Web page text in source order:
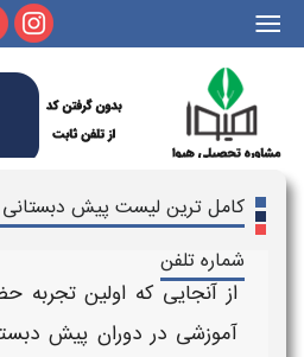
ترین لیست پیش دبستانی های
که اولین تجربه حضور کودک
در دورانپیش دبستانیاتفاق